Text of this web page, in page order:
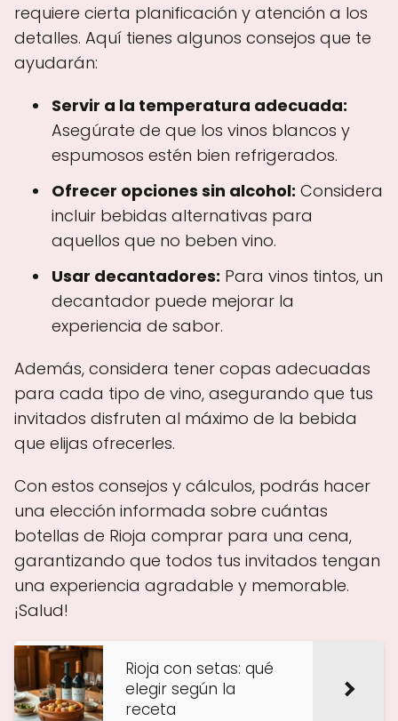
requiere cierta planificación y atención a los
detalles. Aquí tienes algunos consejos que te
ayudarán:
Servir a la temperatura adecuada:
Asegúrate de que los vinos blancos y
espumosos estén bien refrigerados.
Ofrecer opciones sin alcohol: Considera
incluir bebidas alternativas para
aquellos que no beben vino.
Usar decantadores: Para vinos tintos, un
decantador puede mejorar la
experiencia de sabor.
Además, considera tener copas adecuadas
para cada tipo de vino, asegurando que tus
invitados disfruten al máximo de la bebida
que elijas ofrecerles.
Con estos consejos y cálculos, podrás hacer
una elección informada sobre cuántas
botellas de Rioja comprar para una cena,
garantizando que todos tus invitados tengan
una experiencia agradable y memorable.
¡Salud!
Rioja con setas: qué
elegir según la
receta